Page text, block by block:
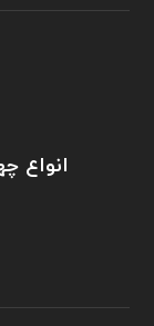
انواع